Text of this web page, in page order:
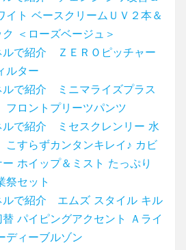
イト ベースクリームＵＶ２本＆
＜ローズベージュ＞
ルで紹介 ＺＥＲＯピッチャー
ルター
ルで紹介 ミニマライズプラス
フロントプリーツパンツ
ルで紹介 ミセスクレンリー 水
こすらずカンタンキレイ♪ カビ
ホイップ＆ミスト たっぷり
祭セット
ルで紹介 エムズ スタイル キル
替 パイピングアクセント Ａライ
ディーブルゾン